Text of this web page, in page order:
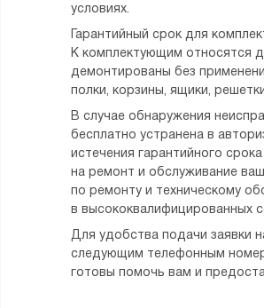
условиях.
Гарантийный срок для
К комплектующим относятся
демонтированы без
полки, корзины, ящики,
В случае обнаружения
бесплатно устранена в
истечения гарантийного
на ремонт и обслуживание
по ремонту и техническому
в высококвалифицированных
Для удобства подачи заявки
следующим телефонным
готовы помочь вам и